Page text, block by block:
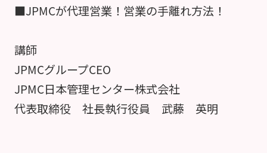
■JPMCが代理営業！営業の手離れ方法！
講師
JPMCグループCEO
JPMC日本管理センター株式会社
代表取締役 社長執行役員 武藤 英明